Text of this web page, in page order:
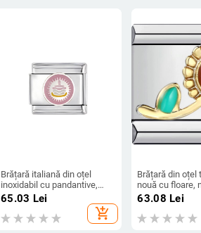
Brățară italiană din oțel
inoxidabil cu pandantive,
lucrată manual, combinație
îmbinare, brățară unisex DIY
65.03 Lei
add_shopping_cart
Brățară din oțel
nouă cu floare,
sudură, picătură
brățară
DIY, curea, lanț,
63.08 Lei